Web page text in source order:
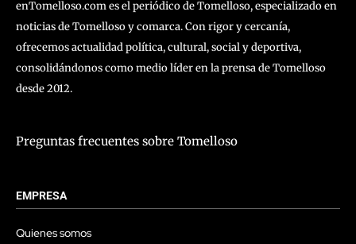
enTomelloso.com es el periódico de Tomelloso, especializado en
noticias de Tomelloso y comarca. Con rigor y cercanía,
ofrecemos actualidad política, cultural, social y deportiva,
consolidándonos como medio líder en la prensa de Tomelloso
desde 2012.
Preguntas frecuentes sobre Tomelloso
EMPRESA
Quienes somos